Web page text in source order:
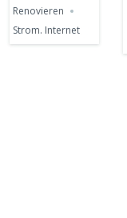
Renovieren
Strom. Internet